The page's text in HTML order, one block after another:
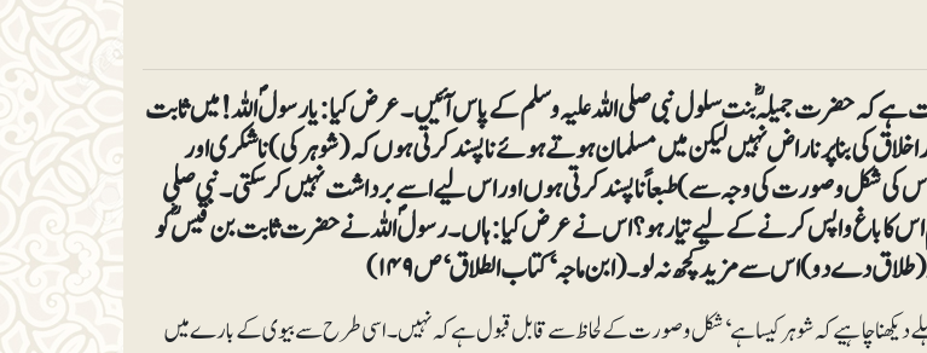
حضرت جمیلہؓ بنت سلول نبی صلی اللہ علیہ وسلم کے پاس آئیں۔ عرض کیا: یارسولؐ اللہ! میں ثابت
کی بنا پر ناراض نہیں لیکن میں مسلمان ہوتے ہوئے ناپسند کرتی ہوں کہ (شوہر کی) ناشکری اور
شکل و صورت کی وجہ سے) طبعاً ناپسند کرتی ہوں اور اس لیے اسے برداشت نہیں کرسکتی۔ نبی صلی
تم اس کا باغ واپس کرنے کے لیے تیار ہو؟ اس نے عرض کیا: ہاں۔ رسولؐ اللہ نے حضرت ثابت بن قیسؓ کو
دے دو) اس سے مزید کچھ نہ لو۔ (ابن ماجہ‘ کتاب الطلاق‘ ص ۱۴۹)
دیکھنا چاہیے کہ شوہر کیسا ہے‘ شکل و صورت کے لحاظ سے قابل قبول ہے کہ نہیں۔ اسی طرح سے بیوی کے بارے میں